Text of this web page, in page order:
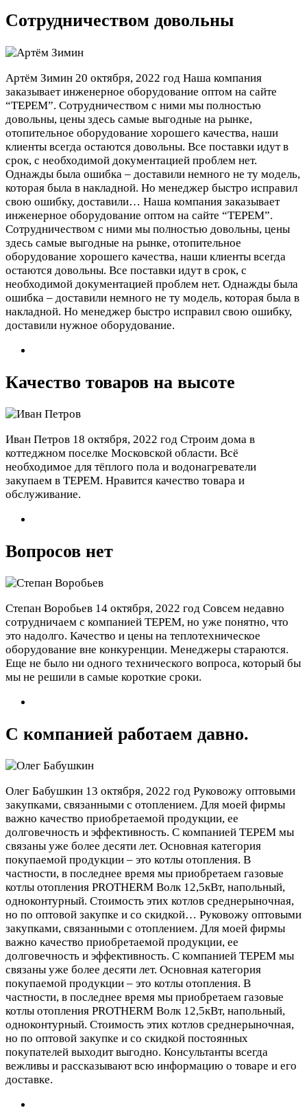
Сотрудничеством довольны
Артём Зимин 20 октября, 2022 год Наша компания
заказывает инженерное оборудование оптом на сайте
“ТЕРЕМ”. Сотрудничеством с ними мы полностью
довольны, цены здесь самые выгодные на рынке,
отопительное оборудование хорошего качества, наши
клиенты всегда остаются довольны. Все поставки идут в
срок, с необходимой документацией проблем нет.
Однажды была ошибка – доставили немного не ту модель,
которая была в накладной. Но менеджер быстро исправил
свою ошибку, доставили… Наша компания заказывает
инженерное оборудование оптом на сайте “ТЕРЕМ”.
Сотрудничеством с ними мы полностью довольны, цены
здесь самые выгодные на рынке, отопительное
оборудование хорошего качества, наши клиенты всегда
остаются довольны. Все поставки идут в срок, с
необходимой документацией проблем нет. Однажды была
ошибка – доставили немного не ту модель, которая была в
накладной. Но менеджер быстро исправил свою ошибку,
доставили нужное оборудование.
Качество товаров на высоте
Иван Петров 18 октября, 2022 год Строим дома в
коттеджном поселке Московской области. Всё
необходимое для тёплого пола и водонагреватели
закупаем в ТЕРЕМ. Нравится качество товара и
обслуживание.
Вопросов нет
Степан Воробьев 14 октября, 2022 год Совсем недавно
сотрудничаем с компанией ТЕРЕМ, но уже понятно, что
это надолго. Качество и цены на теплотехническое
оборудование вне конкуренции. Менеджеры стараются.
Еще не было ни одного технического вопроса, который бы
мы не решили в самые короткие сроки.
С компанией работаем давно.
Олег Бабушкин 13 октября, 2022 год Руковожу оптовыми
закупками, связанными с отоплением. Для моей фирмы
важно качество приобретаемой продукции, ее
долговечность и эффективность. С компанией ТЕРЕМ мы
связаны уже более десяти лет. Основная категория
покупаемой продукции – это котлы отопления. В
частности, в последнее время мы приобретаем газовые
котлы отопления PROTHERM Волк 12,5кВт, напольный,
одноконтурный. Стоимость этих котлов среднерыночная,
но по оптовой закупке и со скидкой… Руковожу оптовыми
закупками, связанными с отоплением. Для моей фирмы
важно качество приобретаемой продукции, ее
долговечность и эффективность. С компанией ТЕРЕМ мы
связаны уже более десяти лет. Основная категория
покупаемой продукции – это котлы отопления. В
частности, в последнее время мы приобретаем газовые
котлы отопления PROTHERM Волк 12,5кВт, напольный,
одноконтурный. Стоимость этих котлов среднерыночная,
но по оптовой закупке и со скидкой постоянных
покупателей выходит выгодно. Консультанты всегда
вежливы и рассказывают всю информацию о товаре и его
доставке.